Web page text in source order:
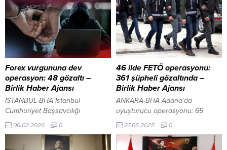
ve bazı belediyelere kayyım
atanacağı iddiaları hakkında
kamuoyuna açıklamalarda
bulundu. Tunç, bu tür iddiaların
gerçek dışı ve kamuoyunu
yanıltmaya yönelik olduğunu
belirterek, sosyal medyada
dolaşıma sokulan içeriklere itibar
edilmemesi gerektiğini vurguladı.
KURULTAY SÜRECİ HUKUKİ
TAKİPTE Cumhurbaşkanı
Erdoğan’dan Sırrı...
Ödülleri, bugün Ankara Ticaret
Odası (ATO) Meclis Salonu’nda
gerçekleşen törenle sahiplerini
buldu. Saat 17.00’de başlayan
etkinlik, sektörün geleceğini
şekillendiren profesyonelleri bir
araya getirdi. Törende, başarılı
çalışmalarıyla dikkat çeken
isimler ödüllerine kavuşurken,...
Forex vurgununa dev
operasyon: 48 gözaltı –
Birlik Haber Ajansı
İSTANBUL-BHA İstanbul
Cumhuriyet Başsavcılığı
Terörizmin Finansmanının
Önlenmesi ve Aklama Suçu
Soruşturma Bürosu tarafından
06.02.2026 0
46 ilde FETÖ operasyonu:
361 şüpheli gözaltında –
Birlik Haber Ajansı
ANKARA-BHA Adana’da
uyuşturucu operasyonu: 65
şüpheli gözaltında İçeriği
Görüntüle İçişleri Bakanı Ali
Yerlikaya, Fetullahçı Terör
27.06.2025 0